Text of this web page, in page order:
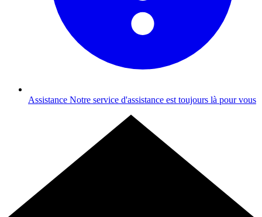
Assistance Notre service d'assistance est toujours là pour vous